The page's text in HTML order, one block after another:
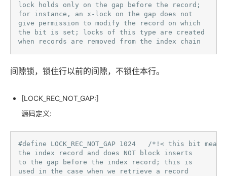
lock holds only on the gap before the record;
for instance, an x-lock on the gap does not
give permission to modify the record on which
the bit is set; locks of this type are created
when records are removed from the index chain
间隙锁，锁住行以前的间隙，不锁住本行。
[LOCK_REC_NOT_GAP:]
源码定义:
#define LOCK_REC_NOT_GAP 1024   /*!< this bit
the index record and does NOT block inserts
to the gap before the index record; this is
used in the case when we retrieve a record